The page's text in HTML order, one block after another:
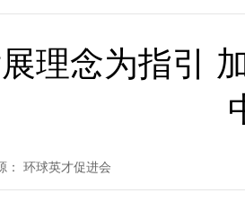
理念为指引
： 环球英才促进会